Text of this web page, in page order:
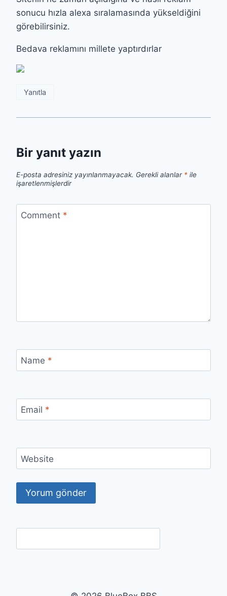
sonucu hızla alexa sıralamasında yükseldiğini
görebilirsiniz.
Bedava reklamını millete yaptırdırlar
Yanıtla
Bir yanıt yazın
E-posta adresiniz yayınlanmayacak. Gerekli alanlar * ile
işaretlenmişlerdir
Comment *
Name *
Email *
Website